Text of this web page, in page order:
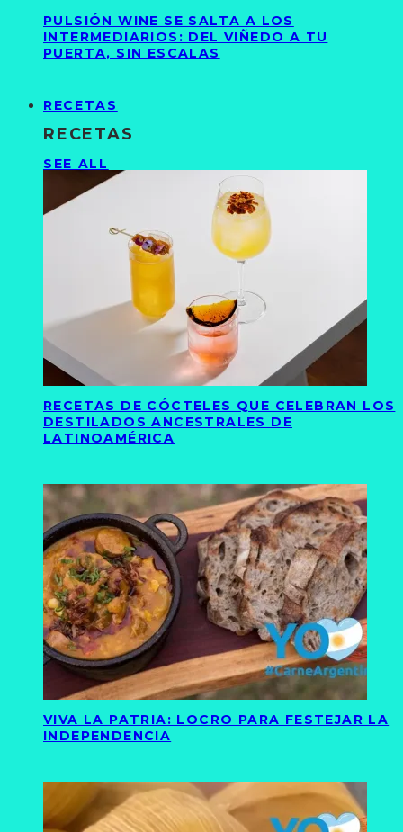
PULSIÓN WINE SE SALTA A LOS
INTERMEDIARIOS: DEL VIÑEDO A TU
PUERTA, SIN ESCALAS
RECETAS
RECETAS
SEE ALL
RECETAS DE CÓCTELES QUE CELEBRAN LOS
DESTILADOS ANCESTRALES DE
LATINOAMÉRICA
VIVA LA PATRIA: LOCRO PARA FESTEJAR LA
INDEPENDENCIA